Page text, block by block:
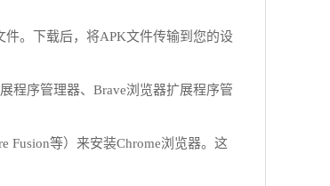
件。下载后，将APK文件传输到您的设
程序管理器、Brave浏览器扩展程序管
Fusion等）来安装Chrome浏览器。这